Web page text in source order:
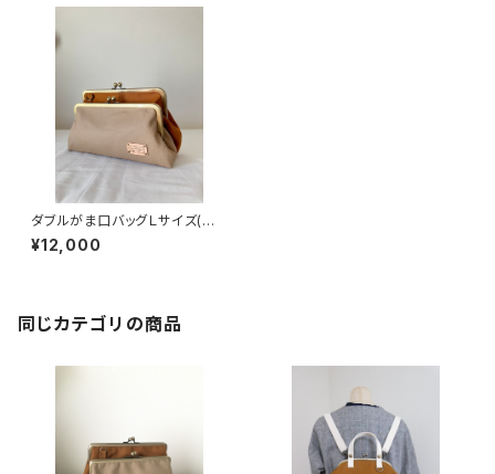
ダブルがま口バッグＬサイズ(ベ
ージュ×キャメル) 持ち手別売
り
¥12,000
同じカテゴリの商品